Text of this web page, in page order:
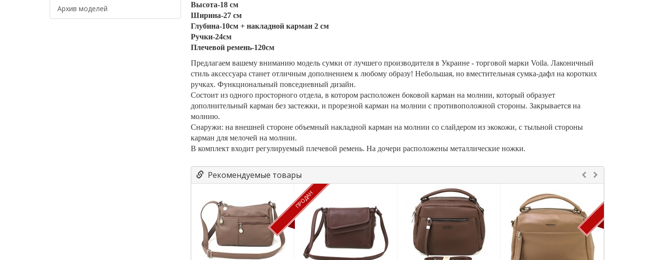
Архив моделей
Высота-18 см
Ширина-27 см
Глубина-10см + накладной карман 2 см
Ручки-24см
Плечевой ремень-120см
Предлагаем вашему вниманию модель сумки от лучшего производителя в Украине - торговой марки Voila. Лаконичный
стиль аксессуара станет отличным дополнением к любому образу! Небольшая, но вместительная сумка-дафл на коротких
ручках. Функциональный повседневный дизайн. ⠀
Состоит из одного просторного отдела, в котором расположен боковой карман на молнии, который образует
дополнительный карман без застежки, и прорезной карман на молнии с противоположной стороны. Закрывается на
молнию.
Снаружи: на внешней стороне объемный накладной карман на молнии со слайдером из экокожи, с тыльной стороны
карман для мелочей на молнии.
В комплект входит регулируемый плечевой ремень. На дочери расположены металлические ножки.
Рекомендуемые товары
ПРОДАН ПРОДАН